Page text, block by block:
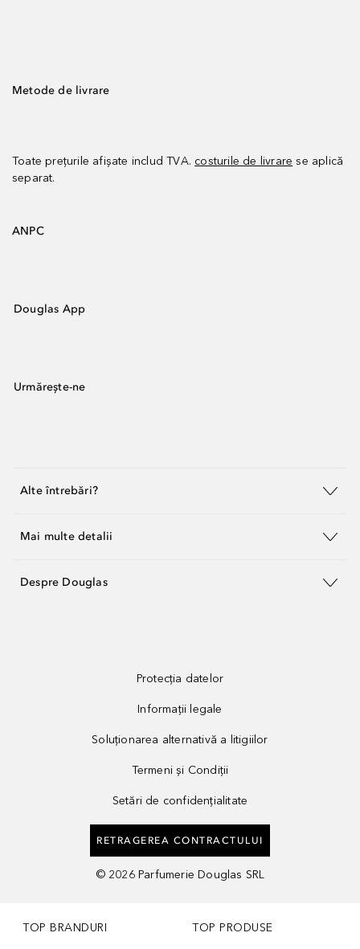
Metode de livrare
Toate prețurile afișate includ TVA. costurile de livrare se aplică
separat.
ANPC
Douglas App
Urmărește-ne
Alte întrebări?
Mai multe detalii
Despre Douglas
Protecția datelor
Informații legale
Soluționarea alternativă a litigiilor
Termeni și Condiții
Setări de confidențialitate
RETRAGEREA CONTRACTULUI
© 2026 Parfumerie Douglas SRL
TOP BRANDURI TOP PRODUSE